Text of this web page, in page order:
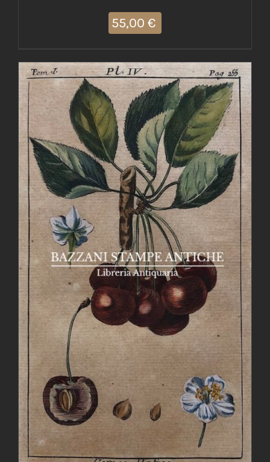
55,00 €
AGGIUNGI AL CARRELLO / DETTAGLI